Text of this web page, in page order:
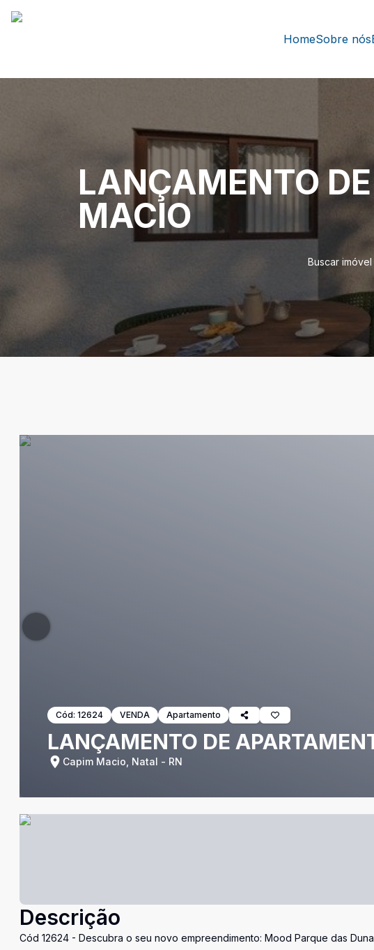
HomeSobre nós
LANÇAMENTO
MACIO
Buscar imóvel
Cód: 12624 VENDA Apartamento
LANÇAMENTO DE
Capim Macio, Natal - RN
Descrição
Cód 12624 - Descubra o seu novo empreendimento: Mood Parque das